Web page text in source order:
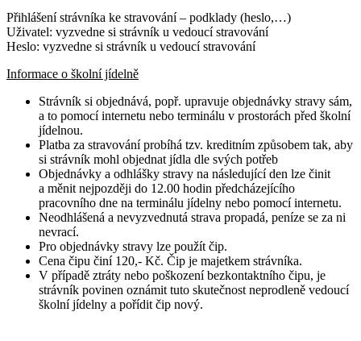
Přihlášení strávníka ke stravování – podklady (heslo,…)
Uživatel: vyzvedne si strávník u vedoucí stravování
Heslo: vyzvedne si strávník u vedoucí stravování
Informace o školní jídelně
Strávník si objednává, popř. upravuje objednávky stravy sám,
a to pomocí internetu nebo terminálu v prostorách před školní
jídelnou.
Platba za stravování probíhá tzv. kreditním způsobem tak, aby
si strávník mohl objednat jídla dle svých potřeb
Objednávky a odhlášky stravy na následující den lze činit
a měnit nejpozději do 12.00 hodin předcházejícího
pracovního dne na terminálu jídelny nebo pomocí internetu.
Neodhlášená a nevyzvednutá strava propadá, peníze se za ni
nevrací.
Pro objednávky stravy lze použít čip.
Cena čipu činí 120,- Kč. Čip je majetkem strávníka.
V případě ztráty nebo poškození bezkontaktního čipu, je
strávník povinen oznámit tuto skutečnost neprodleně vedoucí
školní jídelny a pořídit čip nový.